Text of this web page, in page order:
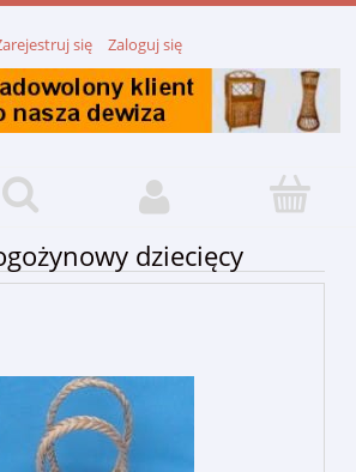
się Zaloguj się
dziecięcy